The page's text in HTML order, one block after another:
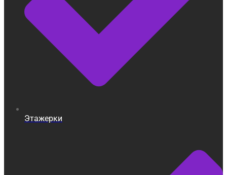
Этажерки